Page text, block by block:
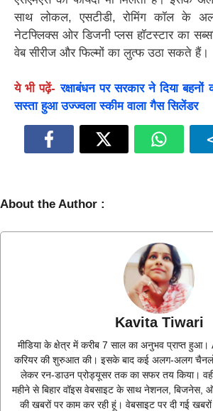
साथ लोकल, एसटीडी, रोमिंग कॉल के
नेटफ्लिक्स ओर डिजनी प्लस हॉटस्टार का
वेब सीरीज और फिल्मों का लुत्फ उठा सकते हैं।
ये भी पढ़ें-रक्षाबंधन पर सरकार ने दिया
सस्ता हुआ उज्ज्वला स्कीम वाला गैस सिलेंडर
About the Author :
Kavita Tiwari
मीडिया के क्षेत्र में करीब 7 साल का अनुभव प्राप्त
करियर की शुरुआत की। इसके बाद कई अलग-अलग
लेकर रन-डाउन प्रोड्यूसर तक का सफर तय किया।
महीने से बिहार वॉइस वेबसाइट के साथ नेशनल, बिजनेस,
की खबरों पर काम कर रही हूं। वेबसाइट पर दी गई खबरों